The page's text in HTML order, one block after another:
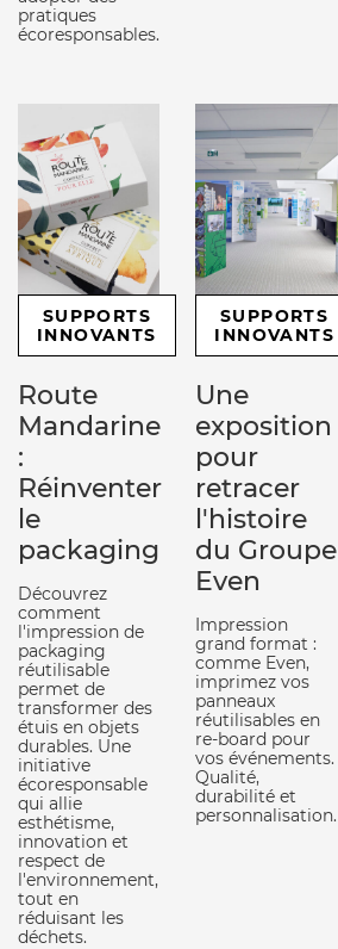
pratiques
écoresponsables.
SUPPORTS
INNOVANTS
Route
Mandarine
:
Réinventer
le
packaging
Découvrez
comment
l'impression de
packaging
réutilisable
permet de
transformer des
étuis en objets
durables. Une
initiative
écoresponsable
qui allie
esthétisme,
innovation et
respect de
l'environnement,
tout en
réduisant les
déchets.
SUPPORTS
INNOVANTS
Une
exposition
pour
retracer
l'histoire
du Groupe
Even
Impression
grand format :
comme Even,
imprimez vos
panneaux
réutilisables en
re-board pour
vos événements.
Qualité,
durabilité et
personnalisation.